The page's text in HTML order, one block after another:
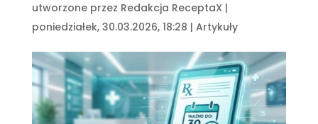
utworzone przez Redakcja ReceptaX|
poniedziałek, 30.03.2026, 18:28 | Artykuły